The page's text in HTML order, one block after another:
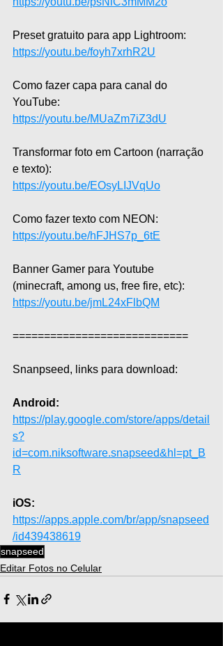
Preset gratuito para app Lightroom:
https://youtu.be/foyh7xrhR2U
Como fazer capa para canal do
YouTube:
https://youtu.be/MUaZm7iZ3dU
Transformar foto em Cartoon (narração
e texto):
https://youtu.be/EOsyLIJVqUo
Como fazer texto com NEON:
https://youtu.be/hFJHS7p_6tE
Banner Gamer para Youtube
(minecraft, among us, free fire, etc):
https://youtu.be/jmL24xFlbQM
============================
Snanpseed, links para download:
Android:
https://play.google.com/store/apps/detail
s?
id=com.niksoftware.snapseed&hl=pt_B
R
iOS:
https://apps.apple.com/br/app/snapseed
/id439438619
snapseed
Editar Fotos no Celular